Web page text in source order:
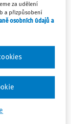
objektivních
stupnice
nejen
za udělení
a přizpůsobení
osobních údajů a